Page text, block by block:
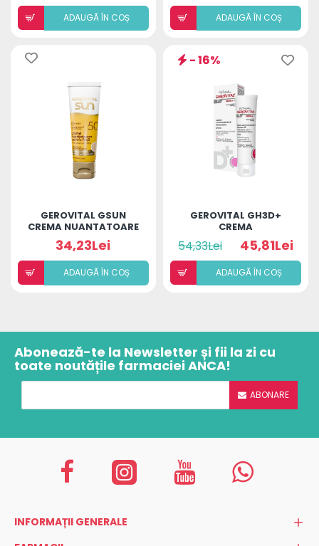
ADAUGÃ ÎN COȘ ADAUGÃ ÎN COȘ
GEROVITAL GSUN
CREMA NUANTATOARE
PENTRU FATA SPF50
50ML
34,23Lei
ADAUGÃ ÎN COȘ
- 16%
GEROVITAL GH3D+
CREMA
ANTICUPEROZICA
SPF10 50ML
54,33Lei 45,81Lei
ADAUGÃ ÎN COȘ
Abonează-te la Newsletter și fii la zi cu
toate noutățile farmaciei ANCA!
ABONARE
INFORMAȚII GENERALE